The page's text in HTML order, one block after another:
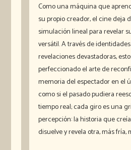
Como una máquina que
su propio creador, el cine deja
simulación lineal para revelar
versátil. A través de
revelaciones devastadoras,
perfeccionado el arte de
memoria del espectador en el
como si el pasado pudiera
tiempo real; cada giro es una
percepción: la historia que
disuelve y revela otra, más fría,